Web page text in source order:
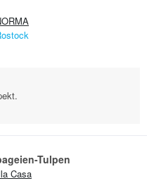
Tulpen
Casa